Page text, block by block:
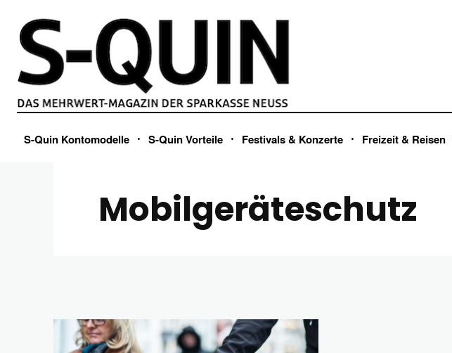
S-Quin Kontomodelle S-Quin Vorteile Festivals & Konzerte Freizeit & Reisen
Mobilgeräteschutz